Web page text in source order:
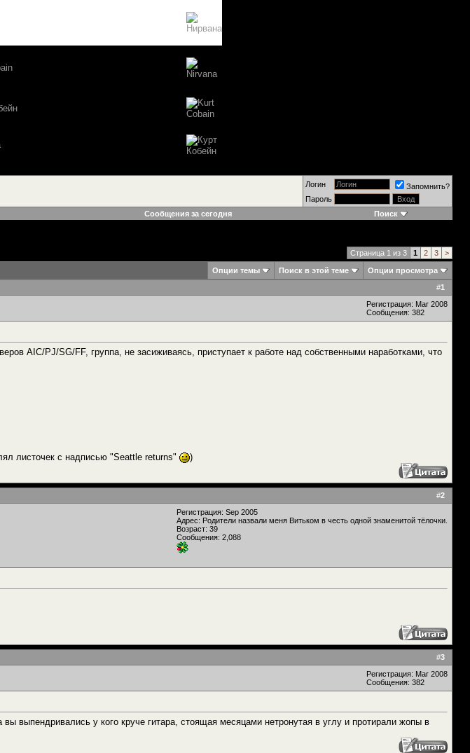
Логин
Запомнить?
Пароль
Сообщения за сегодня Поиск
Страница 1 из 3 1 2 3 >
Опции темы Поиск в этой теме
Опции просмотра
#1
Регистрация: Mar 2008
Сообщения: 382
AIC/PJ/SG/FF, группа, не засиживаясь, приступает к работе над собственными наработками, что
листочек с надписью "Seattle returns"
)
#2
Регистрация: Sep 2005
Адрес: Родители назвали меня Витьком в честь одной знаменитой тёлочки.
Возраст: 39
Сообщения: 2,088
#3
Регистрация: Mar 2008
Сообщения: 382
выпендривались у кого круче гитара, стоящая месяцами нетронутая в углу и протирали жопы в